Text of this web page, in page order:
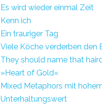
Es wird wieder einmal Zeit
Kenn ich
Ein trauriger Tag
Viele Köche verderben den
They should name that
»Heart of Gold«
Mixed Metaphors mit
Unterhaltungswert